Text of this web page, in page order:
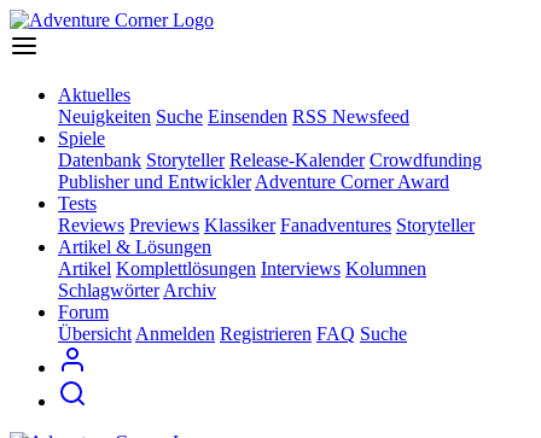
Aktuelles
Neuigkeiten Suche Einsenden RSS Newsfeed
Spiele
Datenbank Storyteller Release-Kalender Crowdfunding
Publisher und Entwickler Adventure Corner Award
Tests
Reviews Previews Klassiker Fanadventures Storyteller
Artikel & Lösungen
Artikel Komplettlösungen Interviews Kolumnen
Schlagwörter Archiv
Forum
Übersicht Anmelden Registrieren FAQ Suche